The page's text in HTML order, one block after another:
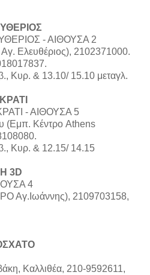
- ΑΙΘΟΥΣΑ 2
Ελευθέριος), 2102371000.
Κυρ. & 13.10/ 15.10 μεταγλ.
- ΑΙΘΟΥΣΑ 5
(Εμπ. Κέντρο Athens
Κυρ. & 12.15/ 14.15
3D
4
Αγ.Ιωάννης), 2109703158,
Καλλιθέα, 210-9592611,